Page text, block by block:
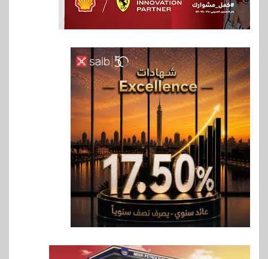
6
بنوك
بنك QNB مصر يعزز جاهزية
المشروعات الصغيرة والمتوسطة
للنمو والتوسع
7 اخبار
فيكسد مصر و”حلول” تتشاركان
في تطوير أول منصة للسياحة
الصحية في مصر والشرق الأوسط
وأفريقيا Tour4Cure
8
سوق وصلة